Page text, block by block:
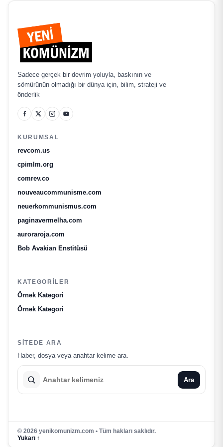
Sadece gerçek bir devrim yoluyla, baskının ve
sömürünün olmadığı bir dünya için, bilim, strateji ve
önderlik
KURUMSAL
revcom.us
cpimlm.org
comrev.co
nouveaucommunisme.com
neuerkommunismus.com
paginavermelha.com
auroraroja.com
Bob Avakian Enstitüsü
KATEGORILER
Örnek Kategori
Örnek Kategori
SITEDE ARA
Haber, dosya veya anahtar kelime ara.
Ara
© 2026 yenikomunizm.com • Tüm hakları saklıdır.
Yukarı ↑